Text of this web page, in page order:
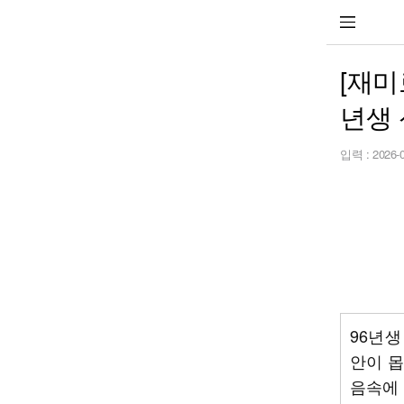
[재
년생
입력 : 2026-
96년
안이
음속